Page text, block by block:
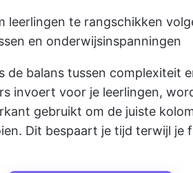
leerlingen te rangschikken
en onderwijsinspanningen
de balans tussen complexiteit
invoert voor je leerlingen,
gebruikt om de juiste
Dit bespaart je tijd terwijl je